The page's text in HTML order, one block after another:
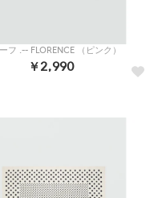
フ .-- FLORENCE （ピンク）
￥2,990